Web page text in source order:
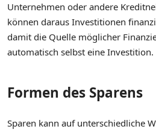
Unternehmen oder andere
können daraus Investitionen
damit die Quelle möglicher
automatisch selbst eine Investition.
Formen des Sparens
Sparen kann auf unterschiedliche